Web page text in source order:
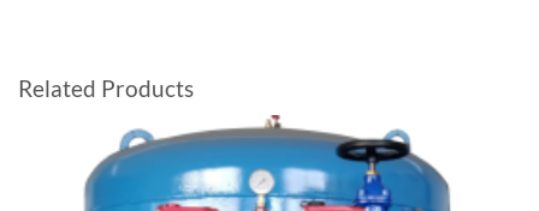
Related Products